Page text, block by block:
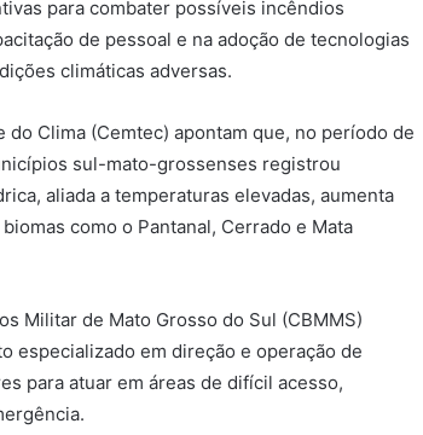
para combater possíveis incêndios
de pessoal e na adoção de tecnologias
climáticas adversas.
Clima (Cemtec) apontam que, no período de
sul-mato-grossenses registrou
aliada a temperaturas elevadas, aumenta
como o Pantanal, Cerrado e Mata
Militar de Mato Grosso do Sul (CBMMS)
especializado em direção e operação de
para atuar em áreas de difícil acesso,